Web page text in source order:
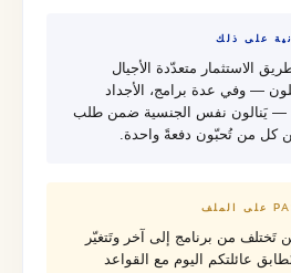
على ذلك
الاستثمار متعدّدة الأجيال
— وفي عدة برامج، الأجداد
— يَنالون نفس الجنسية ضمن طلب
كل من تُحبّون دفعةً واحدة.
تَختلف من برنامج إلى آخر وتَتغيّر
عائلتكم اليوم مع القواعد